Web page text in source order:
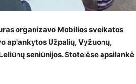
organizavo Mobilios sveikatos
aplankytos Užpalių, Vyžuonų,
seniūnijos. Stotelėse apsilankė